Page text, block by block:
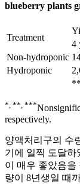
blueberry plants
Treatment
4
Non-hydroponic
Hydroponic
*, **, ***
respectively.
양액처리구의 수
기에 일찍 도달
이 매우 좋았음을
량이 8년생일 때